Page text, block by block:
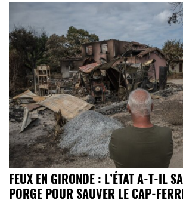
FEUX EN GIRONDE : L’ÉTAT A-T-IL
PORGE POUR SAUVER LE CAP-